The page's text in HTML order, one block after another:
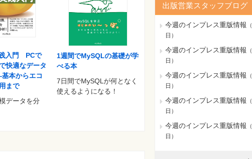
入門 PCで
快適なデータ
本からエコ
まで
データを分
1週間でMySQLの基礎が学
べる本
7日間でMySQLが何となく
使えるようになる！
出版営業スタッフブログ
今週のインプレス重版情報 （
日 ）
今週のインプレス重版情報 （
日 ）
今週のインプレス重版情報 （
日 ）
今週のインプレス重版情報 （
日 ）
今週のインプレス重版情報 （
日 ）